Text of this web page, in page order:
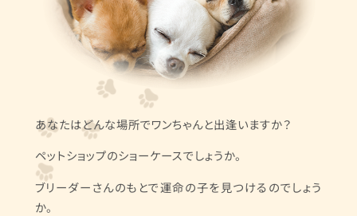
あなたはどんな場所でワンちゃんと出逢いますか？
ペットショップのショーケースでしょうか。
ブリーダーさんのもとで運命の子を見つけるのでしょう
か。